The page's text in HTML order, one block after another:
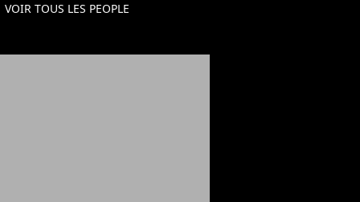
VOIR TOUS LES PEOPLE